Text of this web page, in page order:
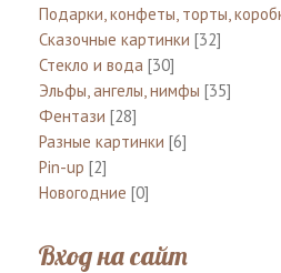
Подарки, конфеты, торты,
Сказочные картинки [32]
Стекло и вода [30]
Эльфы, ангелы, нимфы [35]
Фентази [28]
Разные картинки [6]
Pin-up [2]
Новогодние [0]
Вход на сайт